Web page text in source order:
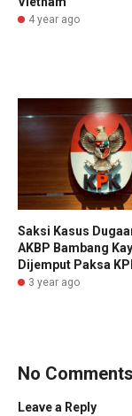
4 year ago
Saksi Kasus
AKBP Bambang
Dijemput Paksa
3 year ago
No Comments
Leave a Reply